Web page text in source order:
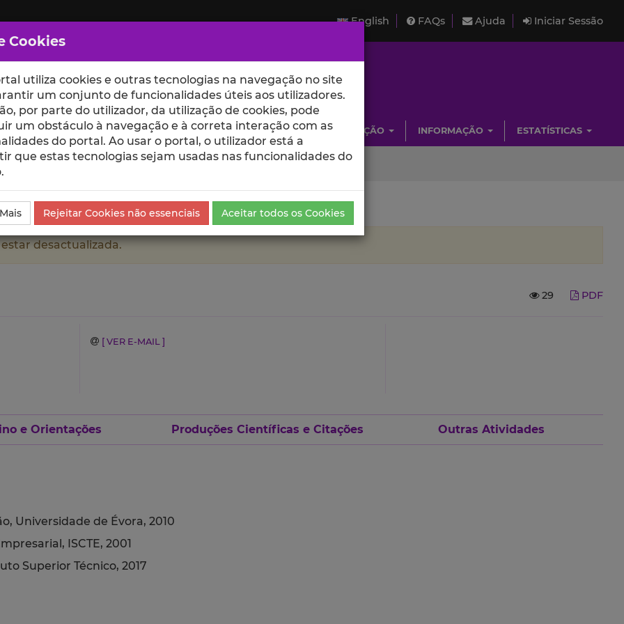
English FAQs Ajuda Iniciar Sessão
ESCOLAS UNIDADES INVESTIGAÇÃO INFORMAÇÃO ESTATÍSTICAS
desactualizada.
29 PDF
[ VER E-MAIL ]
e Orientações Produções Científicas e Citações Outras Atividades
Universidade de Évora, 2010
ISCTE, 2001
Superior Técnico, 2017
Cookies
utiliza cookies e outras tecnologias na navegação no site
um conjunto de funcionalidades úteis aos utilizadores.
por parte do utilizador, da utilização de cookies, pode
um obstáculo à navegação e à correta interação com as
do portal. Ao usar o portal, o utilizador está a
que estas tecnologias sejam usadas nas funcionalidades do
Rejeitar Cookies não essenciais Aceitar todos os Cookies